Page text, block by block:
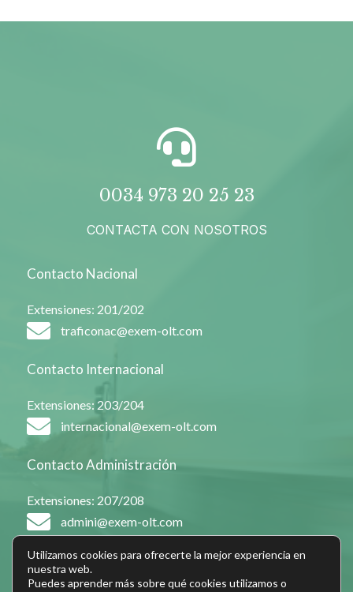
0034 973 20 25 23
CONTACTA CON NOSOTROS
Contacto Nacional
Extensiones: 201/202
traficonac@exem-olt.com
Contacto Internacional
Extensiones: 203/204
internacional@exem-olt.com
Contacto Administración
Extensiones: 207/208
admini@exem-olt.com
Utilizamos cookies para ofrecerte la mejor experiencia en
nuestra web.
Puedes aprender más sobre qué cookies utilizamos o